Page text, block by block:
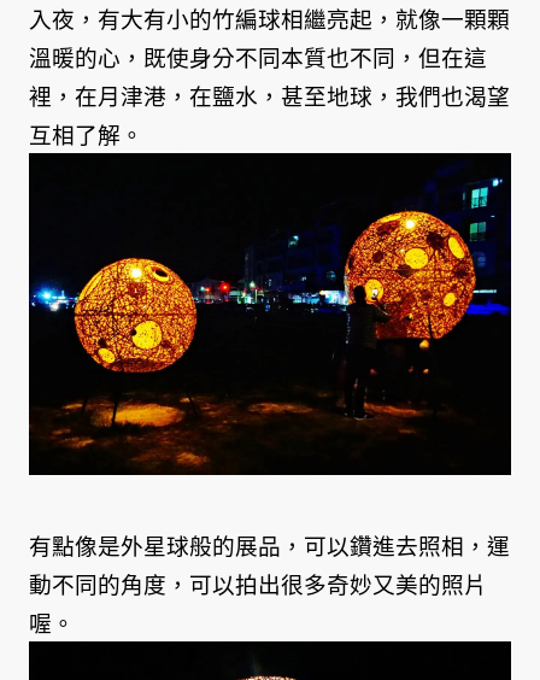
入夜，有大有小的竹編球相繼亮起，就像一顆顆
溫暖的心，既使身分不同本質也不同，但在這
裡，在月津港，在鹽水，甚至地球，我們也渴望
互相了解。
有點像是外星球般的展品，可以鑽進去照相，運
動不同的角度，可以拍出很多奇妙又美的照片
喔。